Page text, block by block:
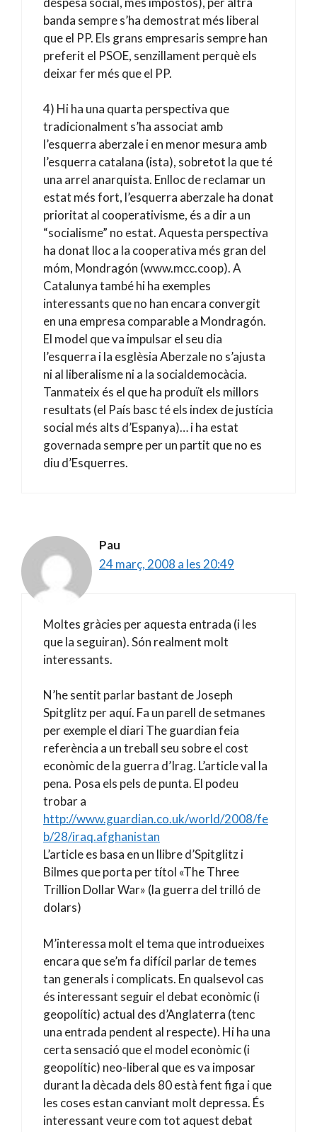
banda sempre s’ha demostrat més liberal
que el PP. Els grans empresaris sempre han
preferit el PSOE, senzillament perquè els
deixar fer més que el PP.
4) Hi ha una quarta perspectiva que
tradicionalment s’ha associat amb
l’esquerra aberzale i en menor mesura amb
l’esquerra catalana (ista), sobretot la que té
una arrel anarquista. Enlloc de reclamar un
estat més fort, l’esquerra aberzale ha donat
prioritat al cooperativisme, és a dir a un
“socialisme” no estat. Aquesta perspectiva
ha donat lloc a la cooperativa més gran del
móm, Mondragón (www.mcc.coop). A
Catalunya també hi ha exemples
interessants que no han encara convergit
en una empresa comparable a Mondragón.
El model que va impulsar el seu dia
l’esquerra i la esglèsia Aberzale no s’ajusta
ni al liberalisme ni a la socialdemocàcia.
Tanmateix és el que ha produït els millors
resultats (el País basc té els index de justícia
social més alts d’Espanya)… i ha estat
governada sempre per un partit que no es
diu d’Esquerres.
Pau
24 març, 2008 a les 20:49
Moltes gràcies per aquesta entrada (i les
que la seguiran). Són realment molt
interessants.
N’he sentit parlar bastant de Joseph
Spitglitz per aquí. Fa un parell de setmanes
per exemple el diari The guardian feia
referència a un treball seu sobre el cost
econòmic de la guerra d’Irag. L’article val la
pena. Posa els pels de punta. El podeu
trobar a
http://www.guardian.co.uk/world/2008/fe
b/28/iraq.afghanistan
L’article es basa en un llibre d’Spitglitz i
Bilmes que porta per títol «The Three
Trillion Dollar War» (la guerra del trilló de
dolars)
M’interessa molt el tema que introdueixes
encara que se’m fa difícil parlar de temes
tan generals i complicats. En qualsevol cas
és interessant seguir el debat econòmic (i
geopolític) actual des d’Anglaterra (tenc
una entrada pendent al respecte). Hi ha una
certa sensació que el model econòmic (i
geopolític) neo-liberal que es va imposar
durant la dècada dels 80 està fent figa i que
les coses estan canviant molt depressa. És
interessant veure com tot aquest debat